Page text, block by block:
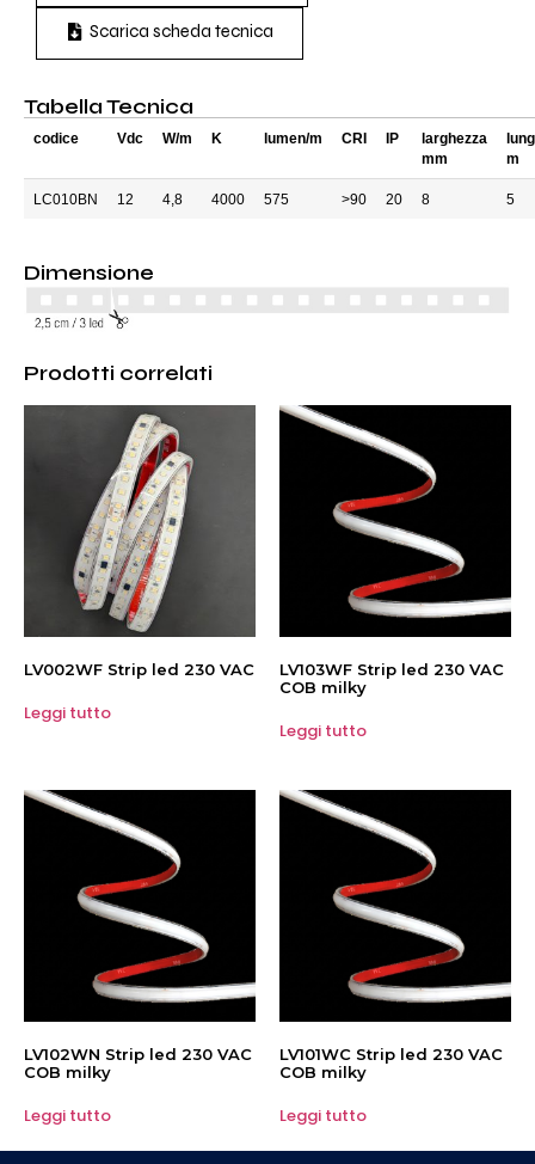
Scarica scheda tecnica
Tabella Tecnica
codice Vdc W/m K lumen/m CRI IP
larghezza
mm
m
LC010BN 12 4,8 4000 575 >90 20 8 5
Dimensione
Prodotti correlati
LV002WF Strip led 230 VAC
Leggi tutto
LV103WF Strip led 230 VAC
COB milky
Leggi tutto
LV102WN Strip led 230 VAC
COB milky
Leggi tutto
LV101WC Strip led 230 VAC
COB milky
Leggi tutto